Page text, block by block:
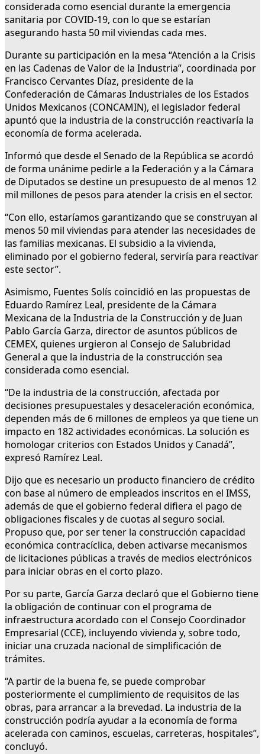
considerada como esencial durante la emergencia
sanitaria por COVID-19, con lo que se estarían
asegurando hasta 50 mil viviendas cada mes.
Durante su participación en la mesa “Atención a la Crisis
en las Cadenas de Valor de la Industria”, coordinada por
Francisco Cervantes Díaz, presidente de la
Confederación de Cámaras Industriales de los Estados
Unidos Mexicanos (CONCAMIN), el legislador federal
apuntó que la industria de la construcción reactivaría la
economía de forma acelerada.
Informó que desde el Senado de la República se acordó
de forma unánime pedirle a la Federación y a la Cámara
de Diputados se destine un presupuesto de al menos 12
mil millones de pesos para atender la crisis en el sector.
“Con ello, estaríamos garantizando que se construyan al
menos 50 mil viviendas para atender las necesidades de
las familias mexicanas. El subsidio a la vivienda,
eliminado por el gobierno federal, serviría para reactivar
este sector”.
Asimismo, Fuentes Solís coincidió en las propuestas de
Eduardo Ramírez Leal, presidente de la Cámara
Mexicana de la Industria de la Construcción y de Juan
Pablo García Garza, director de asuntos públicos de
CEMEX, quienes urgieron al Consejo de Salubridad
General a que la industria de la construcción sea
considerada como esencial.
“De la industria de la construcción, afectada por
decisiones presupuestales y desaceleración económica,
dependen más de 6 millones de empleos ya que tiene un
impacto en 182 actividades económicas. La solución es
homologar criterios con Estados Unidos y Canadá”,
expresó Ramírez Leal.
Dijo que es necesario un producto financiero de crédito
con base al número de empleados inscritos en el IMSS,
además de que el gobierno federal difiera el pago de
obligaciones fiscales y de cuotas al seguro social.
Propuso que, por ser tener la construcción capacidad
económica contracíclica, deben activarse mecanismos
de licitaciones públicas a través de medios electrónicos
para iniciar obras en el corto plazo.
Por su parte, García Garza declaró que el Gobierno tiene
la obligación de continuar con el programa de
infraestructura acordado con el Consejo Coordinador
Empresarial (CCE), incluyendo vivienda y, sobre todo,
iniciar una cruzada nacional de simplificación de
trámites.
“A partir de la buena fe, se puede comprobar
posteriormente el cumplimiento de requisitos de las
obras, para arrancar a la brevedad. La industria de la
construcción podría ayudar a la economía de forma
acelerada con caminos, escuelas, carreteras, hospitales”,
concluyó.